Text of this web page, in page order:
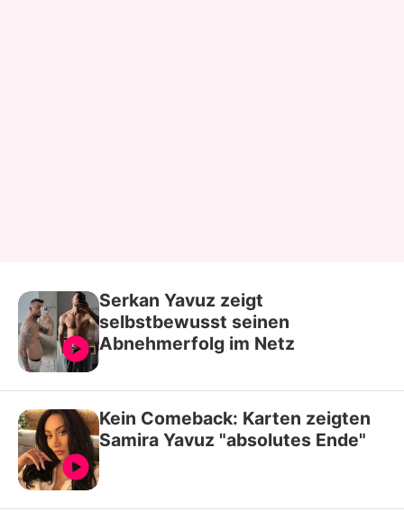
Serkan Yavuz zeigt
selbstbewusst seinen
Abnehmerfolg im Netz
Kein Comeback: Karten zeigten
Samira Yavuz "absolutes Ende"